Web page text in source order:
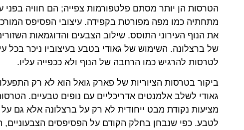
הטרסות הן יותר מסתם פלטפורמות צפייה; הם חוויה
מתחתיה כמו מפה מפורטת בקפידה. עיצובי הפסיפס
את הנוף העירוני התוסס. שילוב הצבעים והדוגמאות
של ברצלונה. השימוש של גאודי בטבע בעיצוביו ניכר בכל
לטרסות להרגיש כמו הרחבה של הנוף ולא ככפייה עליו.
ביקור בטרסות הציוריות של פארק גואל הוא לא רק
גאודי לשלב אלמנטים אדריכליים עם נופים טבעיים.
מציעות נקודת מבט ייחודית לא רק על ברצלונה אלא גם
לטבע. כפי שנבחן בחלק הקודם על הפסיפסים הצבעוניים,